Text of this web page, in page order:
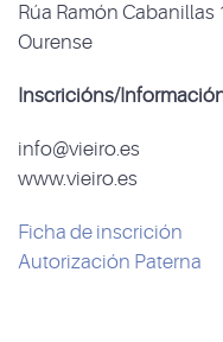
Rúa Ramón
Ourense
Inscricións/
info@vieiro.es
www.vieiro.es
Ficha de inscrición
Autorización Paterna